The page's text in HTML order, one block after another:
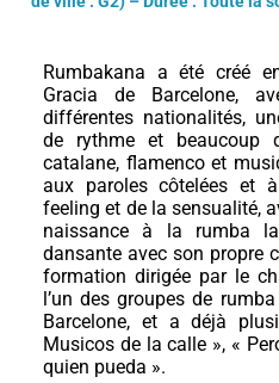
Rumbakana a été créé
Gracia de Barcelone,
différentes nationalités,
de rythme et beaucoup
catalane, flamenco et
aux paroles côtelées et
feeling et de la sensualité,
naissance à la rumba
dansante avec son propre
formation dirigée par le
l’un des groupes de
Barcelone, et a déjà
Musicos de la calle », «
quien pueda ».